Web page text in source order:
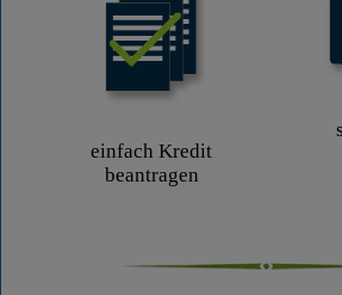
einfach Kredit
beantragen